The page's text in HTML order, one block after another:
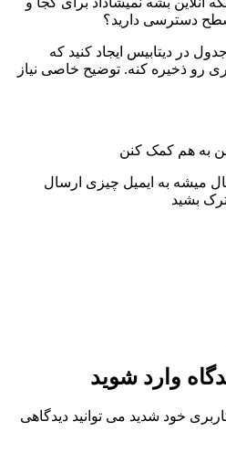
دسترسی دارید؟
در دیتابیس ایجاد کنید که
رو ذخیره کنه. توضیح خاصی نیاز
به هم کمک کنن
میشه به ایمیل چیزی ارسال
بشید
وارد شوید
خود شدید می توانید دیدگاهی